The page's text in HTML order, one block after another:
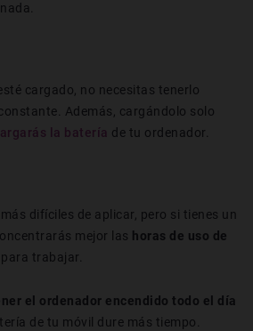
cargado, no necesitas tenerlo
Además, cargándolo solo
la batería de tu ordenador.
difíciles de aplicar, pero si tienes un
mejor las horas de uso de
para trabajar.
el ordenador encendido todo el día
de tu móvil dure más tiempo.